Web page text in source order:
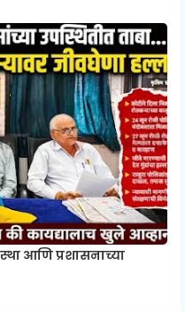
आणि प्रशासनाच्या